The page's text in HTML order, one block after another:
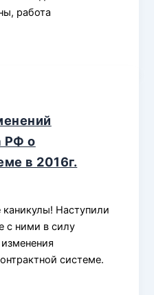
работа
РФ о
в 2016г.
Наступили
с ними в силу
системе.